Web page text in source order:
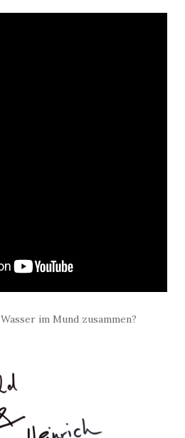
im Mund zusammen?